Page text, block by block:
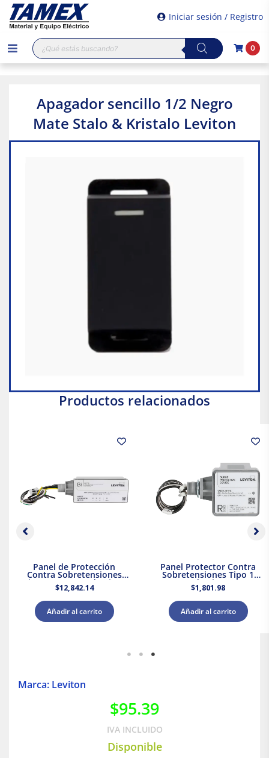
Iniciar sesión / Registro
Búsqueda
de
productos
0
Apagador sencillo 1/2 Negro
Mate Stalo & Kristalo Leviton
Productos relacionados
Panel de Protección
Contra Sobretensiones
Tipo 2 Supresor de Picos
208Y/120 V CA Leviton
$12,842.14
Añadir al carrito
Panel Protector Contra
Sobretensiones Tipo 1
Supresor de Picos 120/240
V CA Leviton
$1,801.98
Añadir al carrito
Marca: Leviton
$95.39
IVA INCLUIDO
Disponible